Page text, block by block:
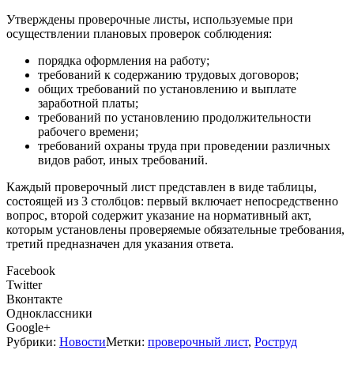
Утверждены проверочные листы, используемые при
осуществлении плановых проверок соблюдения:
порядка оформления на работу;
требований к содержанию трудовых договоров;
общих требований по установлению и выплате
заработной платы;
требований по установлению продолжительности
рабочего времени;
требований охраны труда при проведении различных
видов работ, иных требований.
Каждый проверочный лист представлен в виде таблицы,
состоящей из 3 столбцов: первый включает непосредственно
вопрос, второй содержит указание на нормативный акт,
которым установлены проверяемые обязательные требования,
третий предназначен для указания ответа.
Facebook
Twitter
Вконтакте
Одноклассники
Google+
Рубрики: НовостиМетки: проверочный лист, Роструд